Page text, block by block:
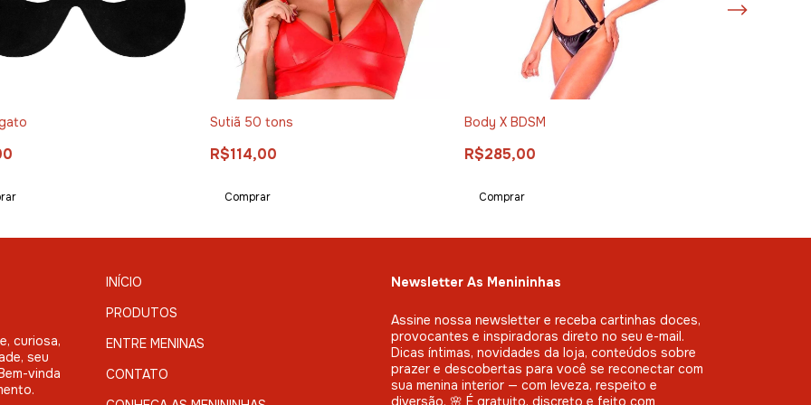
Sutiã 50 tons
R$114,00
Body X BDSM
R$285,00
curiosa,
seu
vinda
INÍCIO
PRODUTOS
ENTRE MENINAS
CONTATO
Newsletter As Menininhas
Assine nossa newsletter e receba cartinhas doces,
provocantes e inspiradoras direto no seu e-mail.
Dicas íntimas, novidades da loja, conteúdos sobre
prazer e descobertas para você se reconectar com
sua menina interior — com leveza, respeito e
diversão. 🌸 É gratuito, discreto e feito com